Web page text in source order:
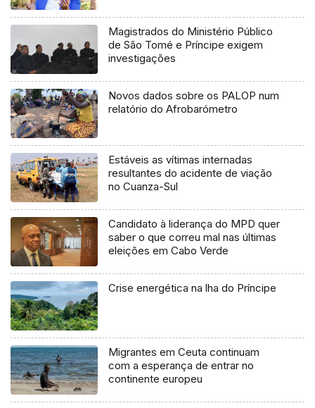
Magistrados do Ministério Público
de São Tomé e Príncipe exigem
investigações
Novos dados sobre os PALOP num
relatório do Afrobarómetro
Estáveis as vítimas internadas
resultantes do acidente de viação
no Cuanza-Sul
Candidato à liderança do MPD quer
saber o que correu mal nas últimas
eleições em Cabo Verde
Crise energética na lha do Príncipe
Migrantes em Ceuta continuam
com a esperança de entrar no
continente europeu